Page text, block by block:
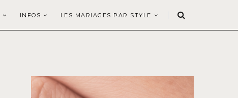
INFOS LES MARIAGES PAR STYLE